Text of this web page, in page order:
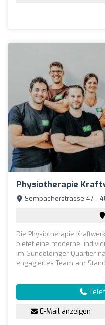
Physiotherapie
Sempacherstrasse 47 -
Die Physiotherapie
bietet eine moderne,
im Gundeldinger-Quartier
engagiertes Team am
E-Mail anzeigen